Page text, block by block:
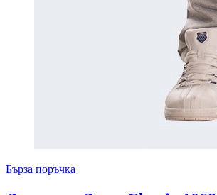
Бърза поръчка